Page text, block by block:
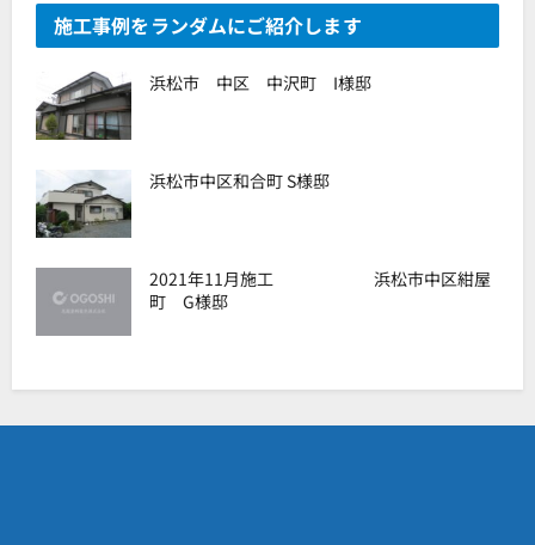
施工事例をランダムにご紹介します
浜松市 中区 中沢町 I様邸
浜松市中区和合町 S様邸
2021年11月施工 浜松市中区紺屋
町 G様邸